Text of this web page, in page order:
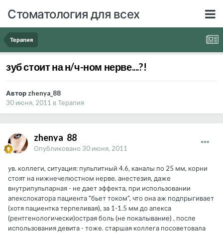
Стоматология для всех
Терапия
зуб стоит на н/ч-ном нерве....?!
Автор zhenya_88
30 июня, 2011 вТерапия
zhenya_88
Опубликовано 30 июня, 2011
ув. коллеги, ситуация: пульпитный 4.6, каналы по 25 мм, корни
стоят на нижнечелюстном нерве. анестезия, даже
внутрипульпарная - не дает эффекта, при использовании
апекслокатора пациента "бьет током", что она аж подпрыгивает
(хотя пациентка терпеливая), за 1-1.5 мм до апекса
(рентгенологически)острая боль (не покалывание) , после
использования девита - тоже. старшая коллега посоветовала